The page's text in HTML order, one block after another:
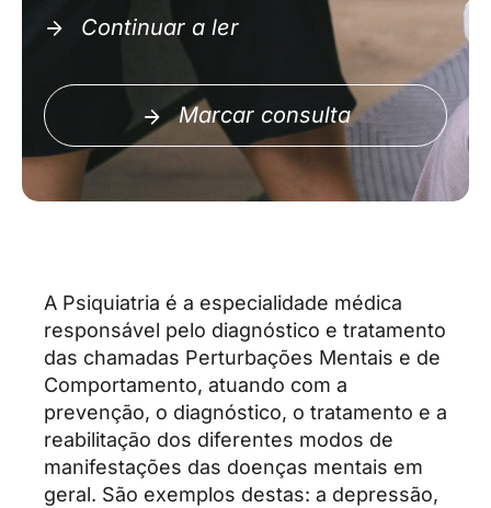
Continuar a ler
Marcar consulta
A Psiquiatria é a especialidade médica
responsável pelo diagnóstico e tratamento
das chamadas Perturbações Mentais e de
Comportamento, atuando com a
prevenção, o diagnóstico, o tratamento e a
reabilitação dos diferentes modos de
manifestações das doenças mentais em
geral. São exemplos destas: a depressão,